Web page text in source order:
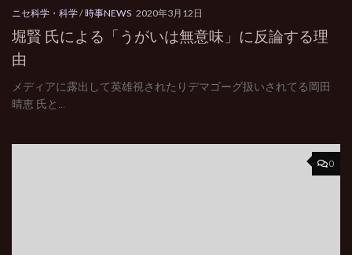
ニセ科学・科学/時事NEWS 2020年3月12日
堀賢 氏による「うがいは無意味」に反論する理
由
メディアに露出して英雄視されたりデマゴーグ扱いされてる岡田
晴恵 氏と...
0